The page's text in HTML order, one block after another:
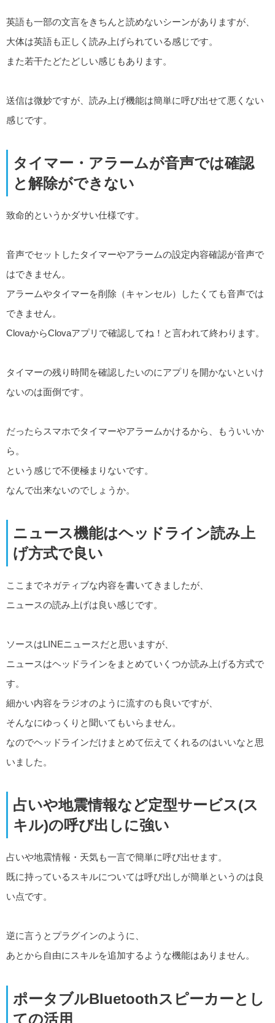
英語も一部の文言をきちんと読めないシーンがありますが、
大体は英語も正しく読み上げられている感じです。
また若干たどたどしい感じもあります。
送信は微妙ですが、読み上げ機能は簡単に呼び出せて悪くない
感じです。
タイマー・アラームが音声では確認
と解除ができない
致命的というかダサい仕様です。
音声でセットしたタイマーやアラームの設定内容確認が音声で
はできません。
アラームやタイマーを削除（キャンセル）したくても音声では
できません。
ClovaからClovaアプリで確認してね！と言われて終わります。
タイマーの残り時間を確認したいのにアプリを開かないといけ
ないのは面倒です。
だったらスマホでタイマーやアラームかけるから、もういいか
ら。
という感じで不便極まりないです。
なんで出来ないのでしょうか。
ニュース機能はヘッドライン読み上
げ方式で良い
ここまでネガティブな内容を書いてきましたが、
ニュースの読み上げは良い感じです。
ソースはLINEニュースだと思いますが、
ニュースはヘッドラインをまとめていくつか読み上げる方式で
す。
細かい内容をラジオのように流すのも良いですが、
そんなにゆっくりと聞いてもいらません。
なのでヘッドラインだけまとめて伝えてくれるのはいいなと思
いました。
占いや地震情報など定型サービス(ス
キル)の呼び出しに強い
占いや地震情報・天気も一言で簡単に呼び出せます。
既に持っているスキルについては呼び出しが簡単というのは良
い点です。
逆に言うとプラグインのように、
あとから自由にスキルを追加するような機能はありません。
ポータブルBluetoothスピーカーとし
ての活用